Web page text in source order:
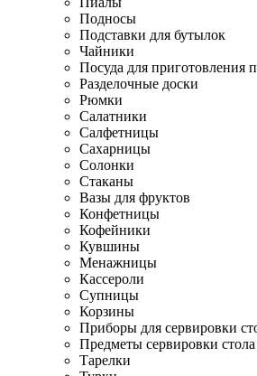
Подносы
Подставки для бутылок
Чайники
Посуда для приготовления
Разделочные доски
Рюмки
Салатники
Салфетницы
Сахарницы
Солонки
Стаканы
Вазы для фруктов
Конфетницы
Кофейники
Кувшины
Менажницы
Кассероли
Супницы
Корзины
Приборы для сервировки
Предметы сервировки стола
Тарелки